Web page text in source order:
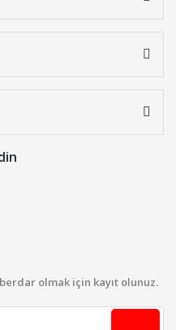
olmak için kayıt olunuz.